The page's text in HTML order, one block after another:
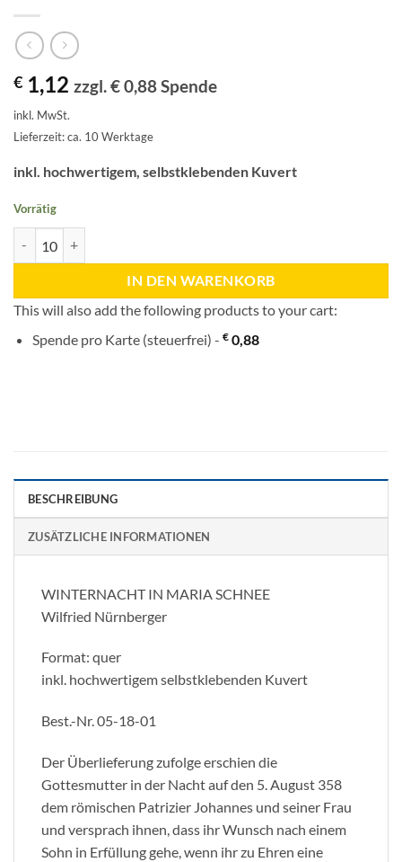
€ 1,12 zzgl. € 0,88 Spende
inkl. MwSt.
Lieferzeit: ca. 10 Werktage
inkl. hochwertigem, selbstklebenden Kuvert
Vorrätig
IN DEN WARENKORB
This will also add the following products to your cart:
Spende pro Karte (steuerfrei) - €0,88
BESCHREIBUNG
ZUSÄTZLICHE INFORMATIONEN
WINTERNACHT IN MARIA SCHNEE
Wilfried Nürnberger
Format: quer
inkl. hochwertigem selbstklebenden Kuvert
Best.-Nr. 05-18-01
Der Überlieferung zufolge erschien die
Gottesmutter in der Nacht auf den 5. August 358
dem römischen Patrizier Johannes und seiner Frau
und versprach ihnen, dass ihr Wunsch nach einem
Sohn in Erfüllung gehe, wenn ihr zu Ehren eine